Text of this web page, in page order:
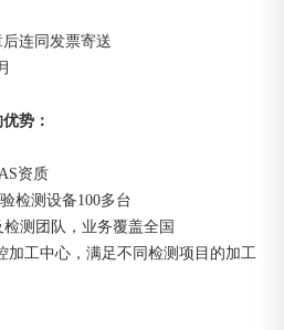
连同发票寄送
势：
资质
检测设备100多台
测团队，业务覆盖全国
加工中心，满足不同检测项目的加工